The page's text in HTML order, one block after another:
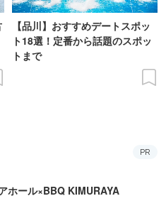
【品川】おすすめデートスポッ
ト18選！定番から話題のスポッ
トまで
PR
ホール×BBQ KIMURAYA